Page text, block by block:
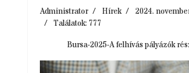
Administrator Hírek
2024.
Találatok: 777
Bursa-2025-A felhívás pályázók